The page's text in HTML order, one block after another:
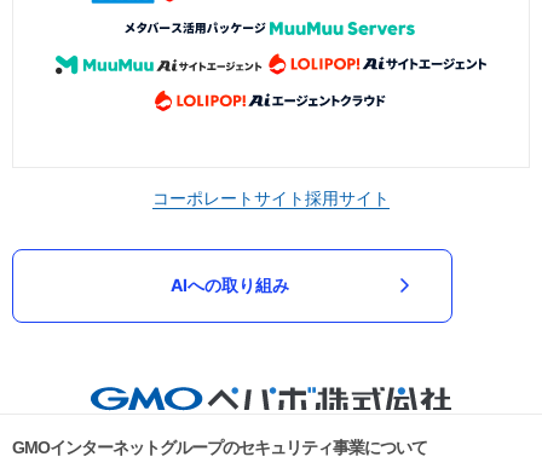
コーポレートサイト採用サイト
AIへの取り組み
GMOインターネットグループのセキュリティ事業について